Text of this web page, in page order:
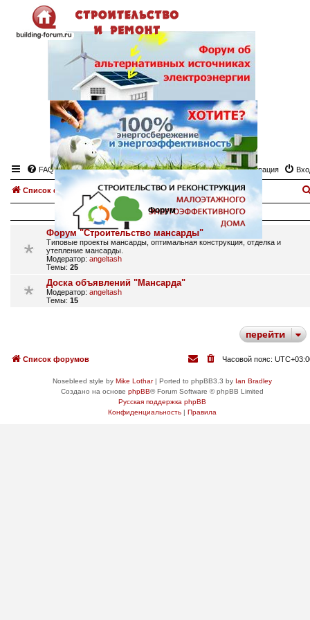
FAQ Регистрация
Список форумов Мансарда
Форум
Форум "Строительство мансарды"
Типовые проекты мансарды, оптимальная конструкция, отделка и
утепление мансарды.
Модератор: angeltash
Темы: 25
Доска объявлений "Мансарда"
Модератор: angeltash
Темы: 15
перейти
Список форумов Часовой пояс:
Nosebleed style by Mike Lothar| Ported to phpBB3.3 by Ian Bradley
Создано на основе phpBB® Forum Software © phpBB Limited
Русская поддержка phpBB
Конфиденциальность| Правила